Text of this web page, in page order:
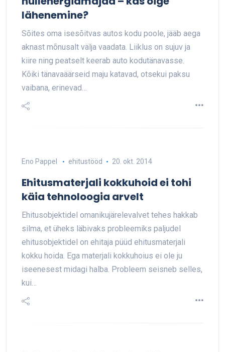
lähenemine?
Sõites oma isesõitvas autos kodu poole, jääb aega
aknast mõnusalt välja vaadata. Liiklus on sujuv ja
kiire ning peatselt keerab auto kodutänavasse.
Kõiki tänavaäärseid maju katavad, otsekui paksu
vaibana, erinevad…
Eno Pappel ehitustööd 20. okt. 2014
Ehitusmaterjali kokkuhoid ei tohi
käia tehnoloogia arvelt
Ehitusobjektidel omanikujärelevalvet tehes hakkab
silma, et üheks läbivaks probleemiks paljudel
ehitusobjektidel on ehitaja püüd ehitusmaterjali
kokku hoida. Ega materjali kokkuhoius ei ole ju
iseenesest midagi halba. Probleem seisneb selles,
kui…